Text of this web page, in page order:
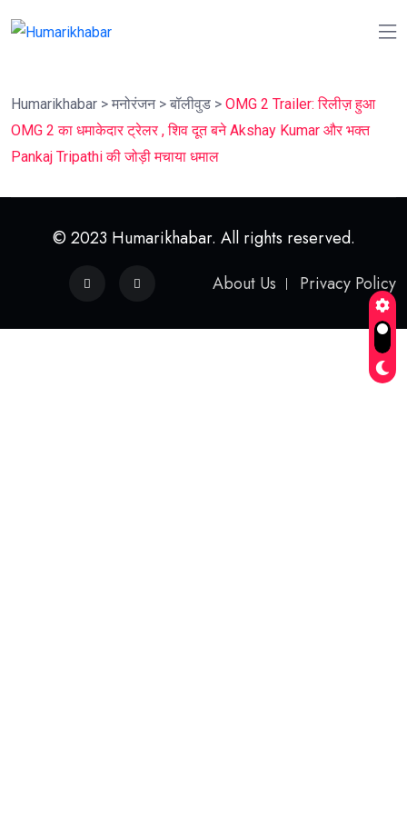
Humarikhabar > मनोरंजन> बॉलीवुड > OMG 2 Trailer: रिलीज़ हुआ
OMG 2 का धमाकेदार ट्रेलर , शिव दूत बने Akshay Kumar और भक्त
Pankaj Tripathi की जोड़ी मचाया धमाल
© 2023 Humarikhabar. All rights reserved.
About Us
Privacy Policy